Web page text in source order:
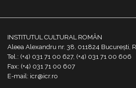
INSTITUTUL CULTURAL ROMÂN
Aleea Alexandru nr. 38, 011824 București,
Tel.: (+4) 031 71 00 627, (+4) 031 71 00 606
Fax: (+4) 031 71 00 607
E-mail: icr@icr.ro